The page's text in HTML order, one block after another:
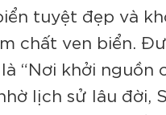
tuyệt đẹp và
chất ven biển.
“Nơi khởi nguồn
lịch sử lâu đời,